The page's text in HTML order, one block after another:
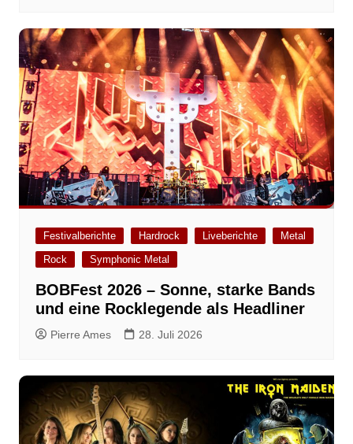
Festivalberichte Hardrock Liveberichte
Metal
Rock
Symphonic Metal
BOBFest 2026 – Sonne, starke Bands
und eine Rocklegende als Headliner
Pierre Ames 28. Juli 2026